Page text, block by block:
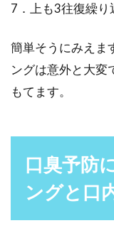
7．上も3往復繰り
簡単そうにみえま
ングは意外と大変
もてます。
口臭予防
ングと口